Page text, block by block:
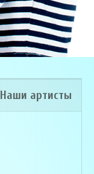
Наши артисты